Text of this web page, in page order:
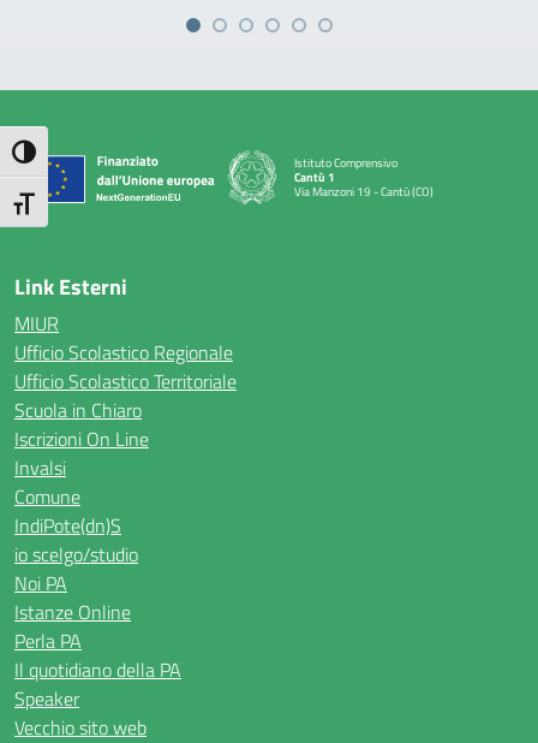
Attiva/disattiva alto contrasto
Attiva/disattiva dimensione testo
Istituto Comprensivo
Cantù 1
Via Manzoni 19 - Cantù (CO)
— Visita la pagina iniziale della scuola
Link Esterni
MIUR
Ufficio Scolastico Regionale
Ufficio Scolastico Territoriale
Scuola in Chiaro
Iscrizioni On Line
Invalsi
Comune
IndiPote(dn)S
io scelgo/studio
Noi PA
Istanze Online
Perla PA
Il quotidiano della PA
Speaker
Vecchio sito web